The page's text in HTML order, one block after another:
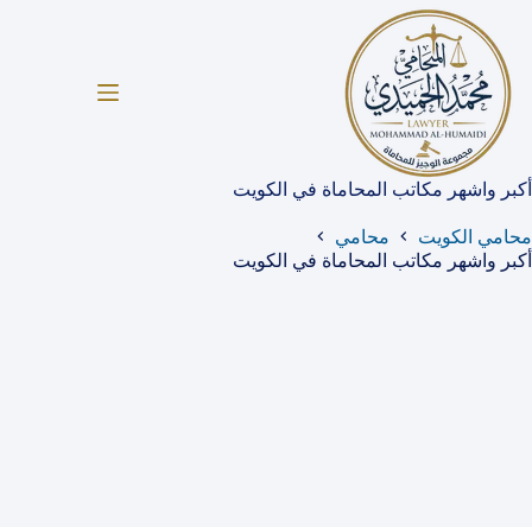
المحتوى
أكبر واشهر مكاتب المحاماة في الكويت
محامي الكويت
محامي
أكبر واشهر مكاتب المحاماة في الكويت